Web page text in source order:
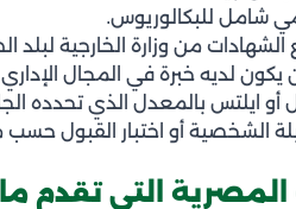
شامل للبكالوريوس.
من وزارة الخارجية لبلد
يكون لديه خبرة في المجال
أو ايلتس بالمعدل الذي تحدده
الشخصية أو اختبار القبول
المصرية التي تقدم